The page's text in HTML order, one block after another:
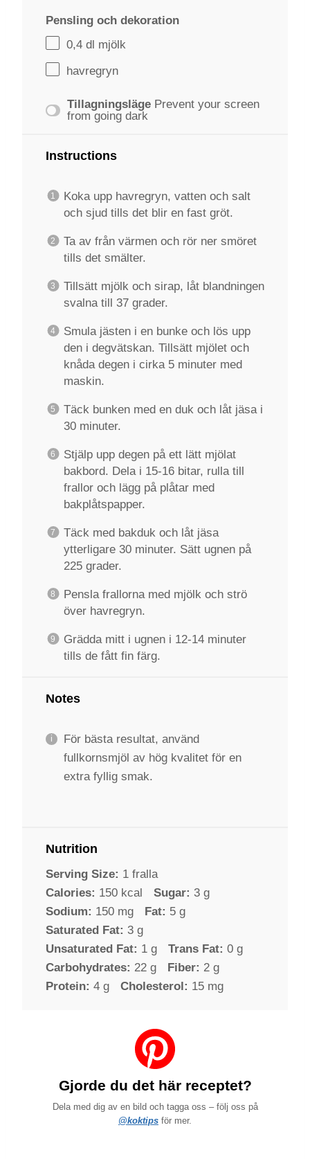
Pensling och dekoration
0,4 dl mjölk
havregryn
Tillagningsläge Prevent your screen
from going dark
Instructions
Koka upp havregryn, vatten och salt
och sjud tills det blir en fast gröt.
Ta av från värmen och rör ner smöret
tills det smälter.
Tillsätt mjölk och sirap, låt blandningen
svalna till 37 grader.
Smula jästen i en bunke och lös upp
den i degvätskan. Tillsätt mjölet och
knåda degen i cirka 5 minuter med
maskin.
Täck bunken med en duk och låt jäsa i
30 minuter.
Stjälp upp degen på ett lätt mjölat
bakbord. Dela i 15-16 bitar, rulla till
frallor och lägg på plåtar med
bakplåtspapper.
Täck med bakduk och låt jäsa
ytterligare 30 minuter. Sätt ugnen på
225 grader.
Pensla frallorna med mjölk och strö
över havregryn.
Grädda mitt i ugnen i 12-14 minuter
tills de fått fin färg.
Notes
För bästa resultat, använd
fullkornsmjöl av hög kvalitet för en
extra fyllig smak.
Nutrition
Serving Size: 1 fralla
Calories: 150 kcal Sugar: 3 g
Sodium: 150 mg Fat: 5 g
Saturated Fat: 3 g
Unsaturated Fat: 1 g Trans Fat: 0 g
Carbohydrates: 22 g Fiber: 2 g
Protein: 4 g Cholesterol: 15 mg
Gjorde du det här receptet?
Dela med dig av en bild och tagga oss – följ oss på
@koktips för mer.